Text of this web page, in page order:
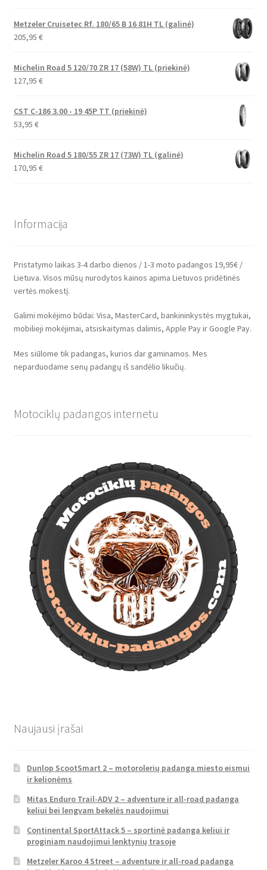
Metzeler Cruisetec Rf. 180/65 B 16 81H TL (galinė)
205,95 €
Michelin Road 5 120/70 ZR 17 (58W) TL (priekinė)
127,95 €
CST C-186 3.00 - 19 45P TT (priekinė)
53,95 €
Michelin Road 5 180/55 ZR 17 (73W) TL (galinė)
170,95 €
Informacija
Pristatymo laikas 3-4 darbo dienos / 1-3 moto padangos 19,95€ /
Lietuva. Visos mūsų nurodytos kainos apima Lietuvos pridėtinės
vertės mokestį.
Galimi mokėjimo būdai: Visa, MasterCard, bankininkystės mygtukai,
mobilieji mokėjimai, atsiskaitymas dalimis, Apple Pay ir Google Pay.
Mes siūlome tik padangas, kurios dar gaminamos. Mes
neparduodame senų padangų iš sandėlio likučių.
Motociklų padangos internetu
Naujausi įrašai
Dunlop ScootSmart 2 – motorolerių padanga miesto eismui
ir kelionėms
Mitas Enduro Trail-ADV 2 – adventure ir all-road padanga
keliui bei lengvam bekelės naudojimui
Continental SportAttack 5 – sportinė padanga keliui ir
proginiam naudojimui lenktynių trasoje
Metzeler Karoo 4 Street – adventure ir all-road padanga